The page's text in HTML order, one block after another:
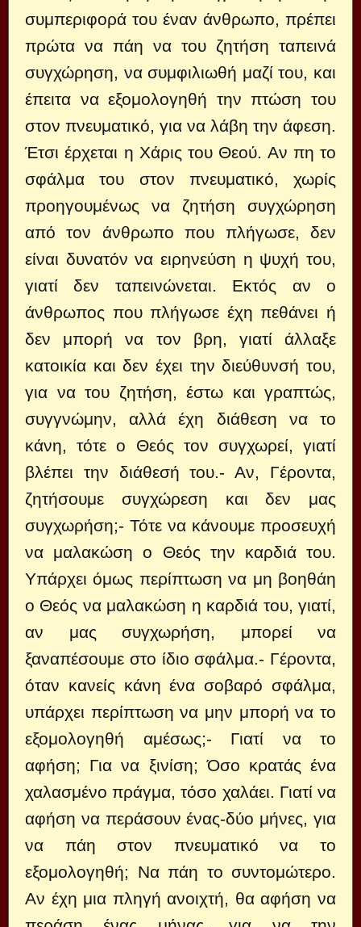
συμπεριφορά του έναν άνθρωπο, πρέπει
πρώτα να πάη να του ζητήση ταπεινά
συγχώρηση, να συμφιλιωθή μαζί του, και
έπειτα να εξομολογηθή την πτώση του
στον πνευματικό, για να λάβη την άφεση.
Έτσι έρχεται η Χάρις του Θεού. Αν πη το
σφάλμα του στον πνευματικό, χωρίς
προηγουμένως να ζητήση συγχώρηση
από τον άνθρωπο που πλήγωσε, δεν
είναι δυνατόν να ειρηνεύση η ψυχή του,
γιατί δεν ταπεινώνεται. Εκτός αν ο
άνθρωπος που πλήγωσε έχη πεθάνει ή
δεν μπορή να τον βρη, γιατί άλλαξε
κατοικία και δεν έχει την διεύθυνσή του,
για να του ζητήση, έστω και γραπτώς,
συγγνώμην, αλλά έχη διάθεση να το
κάνη, τότε ο Θεός τον συγχωρεί, γιατί
βλέπει την διάθεσή του.- Αν, Γέροντα,
ζητήσουμε συγχώρεση και δεν μας
συγχωρήση;- Τότε να κάνουμε προσευχή
να μαλακώση ο Θεός την καρδιά του.
Υπάρχει όμως περίπτωση να μη βοηθάη
ο Θεός να μαλακώση η καρδιά του, γιατί,
αν μας συγχωρήση, μπορεί να
ξαναπέσουμε στο ίδιο σφάλμα.- Γέροντα,
όταν κανείς κάνη ένα σοβαρό σφάλμα,
υπάρχει περίπτωση να μην μπορή να το
εξομολογηθή αμέσως;- Γιατί να το
αφήση; Για να ξινίση; Όσο κρατάς ένα
χαλασμένο πράγμα, τόσο χαλάει. Γιατί να
αφήση να περάσουν ένας-δύο μήνες, για
να πάη στον πνευματικό να το
εξομολογηθή; Να πάη το συντομώτερο.
Αν έχη μια πληγή ανοιχτή, θα αφήση να